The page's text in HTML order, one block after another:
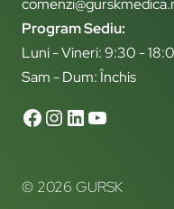
Program Sediu:
Luni - Vineri: 9:30 -
Sam - Dum: Închis
© 2026 GURSK